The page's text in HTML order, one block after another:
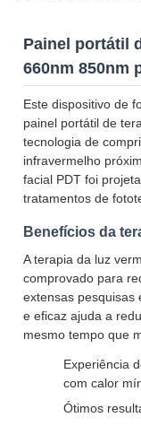
Painel portátil
660nm 850nm
Este dispositivo de
painel portátil de
tecnologia de
infravermelho
facial PDT foi
tratamentos de
Benefícios da
A terapia da luz
comprovado para
extensas pesquisas
e eficaz ajuda a
mesmo tempo que
Experiência
com calor
Ótimos